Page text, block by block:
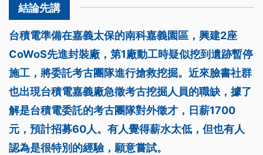
台積電準備在嘉義太保的南科嘉義園區，興建2座
CoWoS先進封裝廠，第1廠動工時疑似挖到遺跡暫停
施工，將委託考古團隊進行搶救挖掘。近來臉書社群
也出現台積電嘉義廠急徵考古挖掘人員的職缺，據了
解是台積電委託的考古團隊對外徵才，日薪1700
元，預計招募60人。有人覺得薪水太低，但也有人
認為是很特別的經驗，願意嘗試。